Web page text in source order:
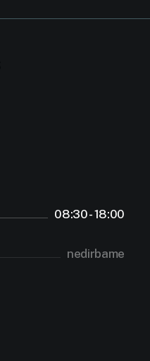
08:30 - 18:00
nedirbame